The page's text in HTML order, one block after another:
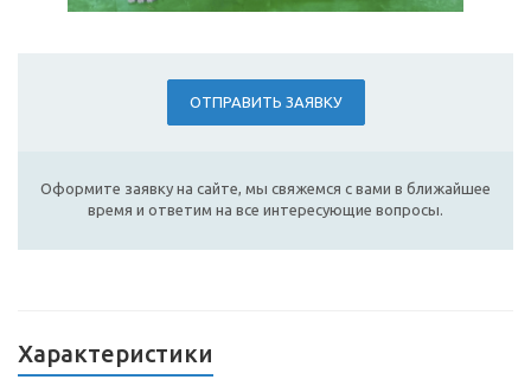
ОТПРАВИТЬ ЗАЯВКУ
Оформите заявку на сайте, мы свяжемся с вами в ближайшее
время и ответим на все интересующие вопросы.
Характеристики